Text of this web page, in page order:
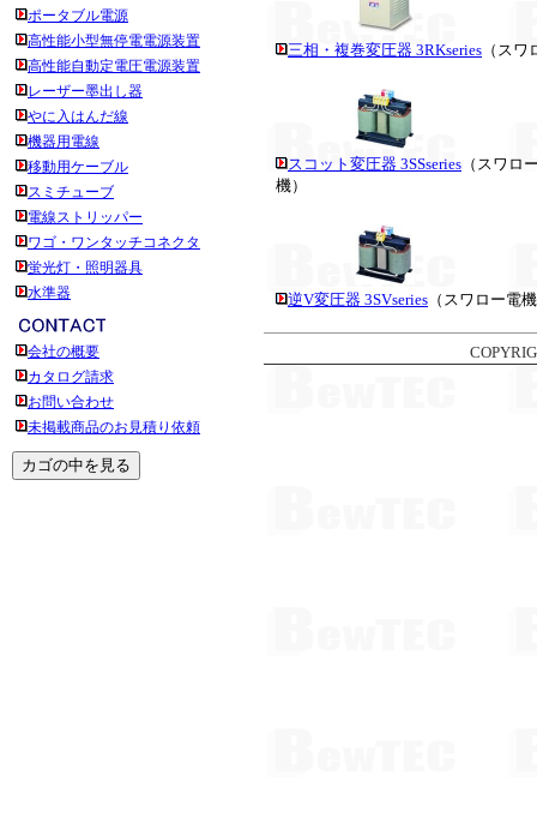
三相・複巻変圧器 3RKseries （ス
スコット変圧器 3SSseries （スワロ
機）
逆V変圧器 3SVseries （スワロー電
ポータブル電源
高性能小型無停電電源装置
高性能自動定電圧電源装置
レーザー墨出し器
やに入はんだ線
機器用電線
移動用ケーブル
スミチューブ
電線ストリッパー
ワゴ・ワンタッチコネクタ
蛍光灯・照明器具
水準器
会社の概要
カタログ請求
お問い合わせ
未掲載商品のお見積り依頼